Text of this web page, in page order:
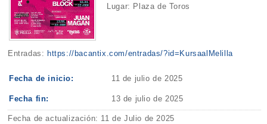
Lugar: Plaza de Toros
Entradas: https://bacantix.com/entradas/?id=KursaalMelilla
Fecha de inicio: 11 de julio de 2025
Fecha fin: 13 de julio de 2025
Fecha de actualización: 11 de Julio de 2025